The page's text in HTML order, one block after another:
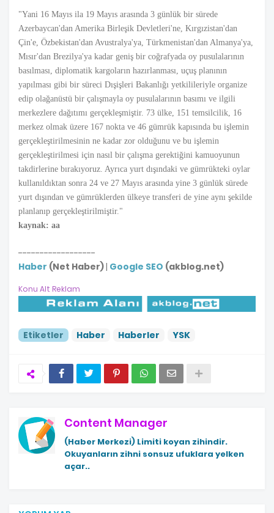
"Yani 16 Mayıs ila 19 Mayıs arasında 3 günlük bir sürede
Azerbaycan'dan Amerika Birleşik Devletleri'ne, Kırgızistan'dan
Çin'e, Özbekistan'dan Avustralya'ya, Türkmenistan'dan Almanya'ya,
Mısır'dan Brezilya'ya kadar geniş bir coğrafyada oy pusulalarının
basılması, diplomatik kargoların hazırlanması, uçuş planının
yapılması gibi bir süreci Dışişleri Bakanlığı yetkilileriyle organize
edip olağanüstü bir çalışmayla oy pusulalarının basımı ve ilgili
merkezlere dağıtımı gerçekleşmiştir. 73 ülke, 151 temsilcilik, 16
merkez olmak üzere 167 nokta ve 46 gümrük kapısında bu işlemin
gerçekleştirilmesinin ne kadar zor olduğunu ve bu işlemin
gerçekleştirilmesi için nasıl bir çalışma gerektiğini kamuoyunun
takdirlerine bırakıyoruz. Ayrıca yurt dışındaki ve gümrükteki oylar
kullanıldıktan sonra 24 ve 27 Mayıs arasında yine 3 günlük sürede
yurt dışından ve gümrüklerden ülkeye transferi de yine aynı şekilde
planlanıp gerçekleştirilmiştir."
kaynak: aa
------------------
Haber (Net Haber)| Google SEO (akblog.net)
Konu Alt Reklam
Etiketler Haber Haberler YSK
Content Manager
(Haber Merkezi) Limiti koyan zihindir.
Okuyanların zihni sonsuz ufuklara yelken
açar..